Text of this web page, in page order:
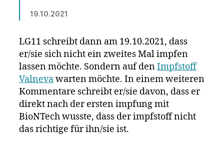
19.10.2021
LG11 schreibt dann am 19.10.2021, dass
er/sie sich nicht ein zweites Mal impfen
lassen möchte. Sondern auf denImpfstoff
Valnevawarten möchte. In einem weiteren
Kommentare schreibt er/sie davon, dass er
direkt nach der ersten impfung mit
BioNTech wusste, dass der impfstoff nicht
das richtige für ihn/sie ist.